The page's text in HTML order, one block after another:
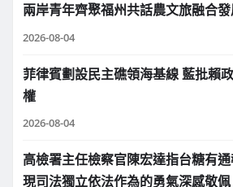
兩岸青年齊聚福州共話農文旅融合
2026-08-04
菲律賓劃設民主礁領海基線 藍批賴
權
2026-08-04
高檢署主任檢察官陳宏達指台糖有
現司法獨立依法作為的勇氣深感敬佩